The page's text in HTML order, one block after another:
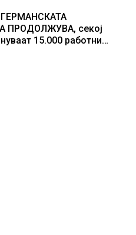
ПРОДОЛЖУВА, секој
15.000 работни